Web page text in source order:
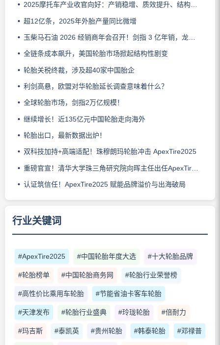
2025摩托车产业收官向好：产销稳增、质效提升、结构优化
超12亿条，2025年外胎产量同比微增
玉柴马石油 2026 经销商年会召开！剑指 3 亿年销，龙护品牌锚定一线定位
全链条成本飙升，美国轮胎市场掀起结构性剧变
轮胎关税终裁，涉及超40家中国胎企
利剑高悬，欧盟对华轮胎延长调查意味着什么？
全球轮胎市场，剑指2万亿规模！
继续增长！近135亿元中国轮胎走向海外
轮胎出口，最新数据出炉！
双科技加持+高端适配！珠穆朗玛轮胎冲击 ApexTire2025
重磅官宣！清华大学珠三角研究院向晖主任出任ApexTire2025荣誉导师
认证筑信任！ApexTire2025 赋能品牌溢价与出海破局
行业关键词
#ApexTire2025 #中国轮胎年度大选 #十大轮胎品牌
#轮胎榜单 #中国轮胎商务网 #轮胎行业荣誉榜
#高性价比乘用车轮胎 #节能省油卡客车轮胎
#天津发布 #轮胎行业盛典 #玲珑轮胎 #倍耐力
#玛吉斯 #泰凯英 #贵州轮胎 #韩泰轮胎 #邓禄普